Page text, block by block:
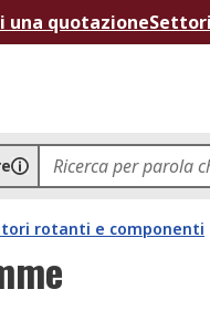
una quotazione
rotanti e componenti